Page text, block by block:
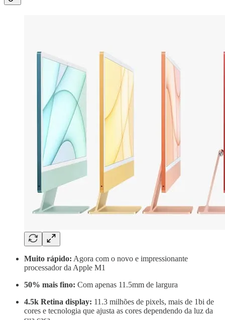
Muito rápido: Agora com o novo e impressionante
processador da Apple M1
50% mais fino: Com apenas 11.5mm de largura
4.5k Retina display: 11.3 milhões de pixels, mais de 1bi de
cores e tecnologia que ajusta as cores dependendo da luz da